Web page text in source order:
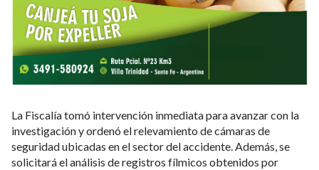
La Fiscalía tomó intervención inmediata para avanzar con la
investigación y ordenó el relevamiento de cámaras de
seguridad ubicadas en el sector del accidente. Además, se
solicitará el análisis de registros fílmicos obtenidos por